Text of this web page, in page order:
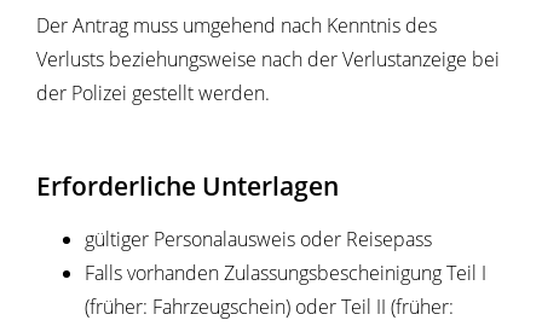
Der Antrag muss umgehend nach Kenntnis des
Verlusts beziehungsweise nach der Verlustanzeige bei
der Polizei gestellt werden.
Erforderliche Unterlagen
gültiger Personalausweis oder Reisepass
Falls vorhanden Zulassungsbescheinigung Teil I
(früher: Fahrzeugschein) oder Teil II (früher: